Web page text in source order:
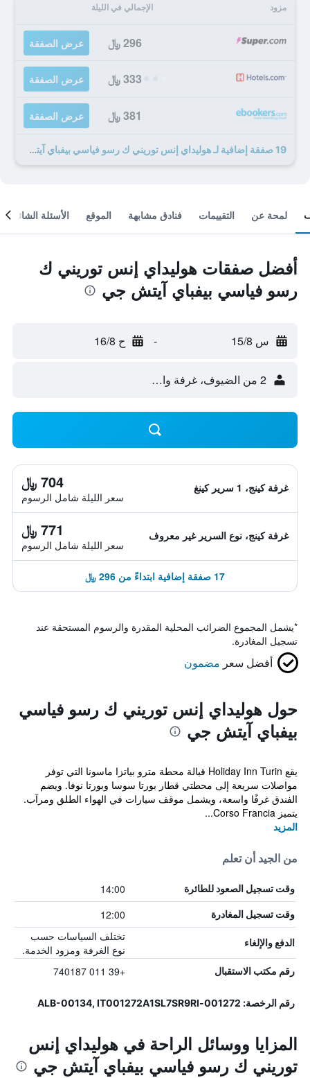
مزود الإجمالي في الليلة
296 ﷼ عرض الصفقة
333 ﷼ عرض الصفقة
381 ﷼ عرض الصفقة
19 صفقة إضافية لـ هوليداي إنس توريني ك رسو فياسي بيفباي آيتش جي
لمحة عن التقييمات فنادق مشابهة الموقع الأسئلة الشائعة
أفضل صفقات هوليداي إنس توريني ك
رسو فياسي بيفباي آيتش جي
س 15/8 - ح 16/8
2 من الضيوف، غرفة واحدة
غرفة كينج، 1 سرير كينغ 704 ﷼
سعر الليلة شامل الرسوم
غرفة كينج، نوع السرير غير معروف 771 ﷼
سعر الليلة شامل الرسوم
17 صفقة إضافية ابتداءً من 296 ﷼
*يشمل المجموع الضرائب المحلية المقدرة والرسوم المستحقة عند
تسجيل المغادرة.
أفضل سعر مضمون
حول هوليداي إنس توريني ك رسو فياسي
بيفباي آيتش جي
يقع Holiday Inn Turin قبالة محطة مترو بياتزا ماسونا التي توفر
مواصلات سريعة إلى محطتي قطار بورتا سوسا وبورتا نوفا. ويضم
الفندق غرفًا واسعة، ويشمل موقف سيارات في الهواء الطلق ومرآب.
يتميز Corso Francia...
المزيد
من الجيد أن تعلم
وقت تسجيل الصعود للطائرة 14:00
وقت تسجيل المغادرة 12:00
الدفع والإلغاء
تختلف السياسات حسب
نوع الغرفة ومزود الخدمة.
رقم مكتب الاستقبال +39 011 740187
رقم الرخصة: 001272-ALB-00134, IT001272A1SL7SR9RI
المزايا ووسائل الراحة في هوليداي إنس
توريني ك رسو فياسي بيفباي آيتش جي